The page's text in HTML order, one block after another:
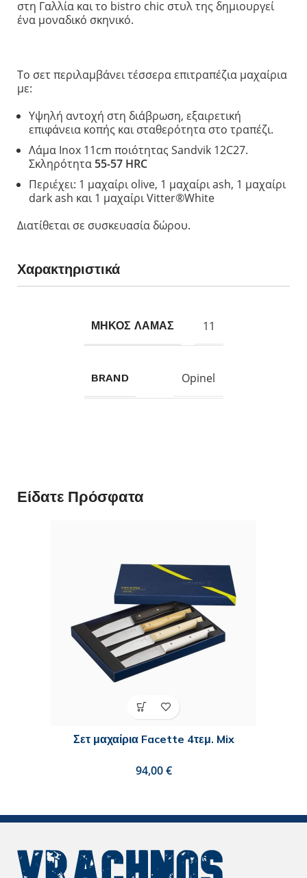
στη Γαλλία και το bistro chic στυλ της δημιουργεί
ένα μοναδικό σκηνικό.
Το σετ περιλαμβάνει τέσσερα επιτραπέζια μαχαίρια
με:
Υψηλή αντοχή στη διάβρωση, εξαιρετική
επιφάνεια κοπής και σταθερότητα στο τραπέζι.
Λάμα Inox 11cm ποιότητας Sandvik 12C27.
Σκληρότητα 55-57 HRC
Περιέχει: 1 μαχαίρι olive, 1 μαχαίρι ash, 1 μαχαίρι
dark ash και 1 μαχαίριVitter®White
Διατίθεται σε συσκευασία δώρου.
Χαρακτηριστικά
ΜΗΚΟΣ ΛΑΜΑΣ 11
BRAND Opinel
Είδατε Πρόσφατα
Σετ μαχαίρια Facette 4τεμ. Mix
€